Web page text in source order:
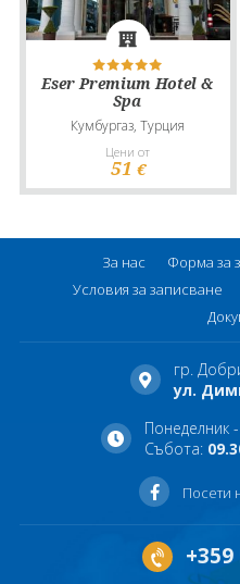
Eser Premium Hotel &
Spa
Кумбургаз, Турция
Цени от
51 €
За нас Форма за
Условия за записване
гр.
ул.
Понеделник
Събота:
Посети
+359